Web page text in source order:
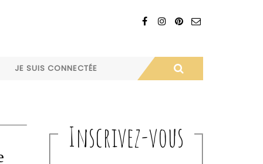
JE SUIS CONNECTÉE
Inscrivez-vous